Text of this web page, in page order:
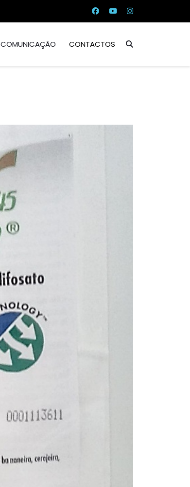
COMUNICAÇÃO CONTACTOS